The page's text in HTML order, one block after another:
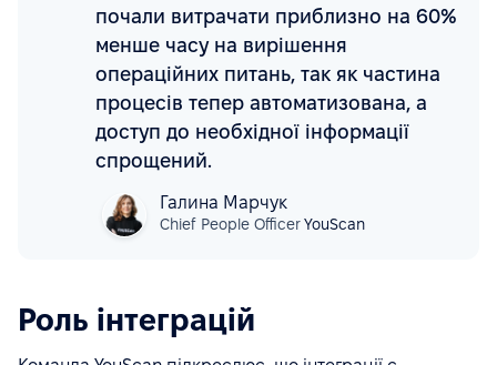
почали витрачати приблизно на 60%
менше часу на вирішення
операційних питань, так як частина
процесів тепер автоматизована, а
доступ до необхідної інформації
спрощений.
Галина Марчук
Chief People OfficerYouScan
Роль інтеграцій